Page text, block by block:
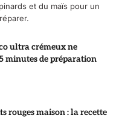
et du maïs pour un
ultra crémeux ne
minutes de préparation
rouges maison : la recette